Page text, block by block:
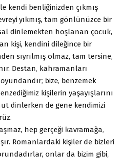
kendi benliğinizden çıkmış
yıkmış, tam gönlünüzce bir
dinlemekten hoşlanan çocuk,
kişi, kendini dileğince bir
sıyrılmış olmaz, tam tersine,
Destan, kahramanları
bize, benzemek
kişilerin yaşayışlarını
dinlerken de gene kendimizi
hep gerçeği kavramağa,
Romanlardaki kişiler de bizleri
onlar da bizim gibi,